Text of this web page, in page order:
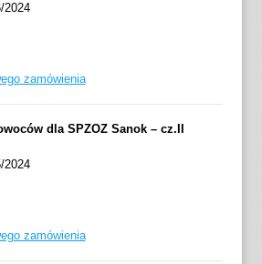
2024
zamówienia
dla SPZOZ Sanok – cz.II
2024
zamówienia